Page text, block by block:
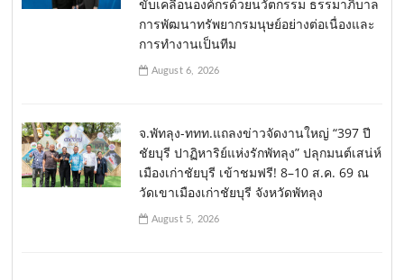
ขับเคลื่อนองค์กรด้วยนวัตกรรม ธรรมาภิบาล
การพัฒนาทรัพยากรมนุษย์อย่างต่อเนื่องและ
การทำงานเป็นทีม
August 6, 2026
จ.พัทลุง-ททท.แถลงข่าวจัดงานใหญ่ “397 ปี
ชัยบุรี ปาฏิหาริย์แห่งรักพัทลุง” ปลุกมนต์เสน่ห์
เมืองเก่าชัยบุรี เข้าชมฟรี! 8–10 ส.ค. 69 ณ
วัดเขาเมืองเก่าชัยบุรี จังหวัดพัทลุง
August 5, 2026